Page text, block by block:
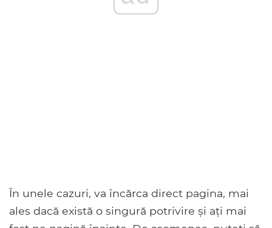
În unele cazuri, va încărca direct pagina, mai
ales dacă există o singură potrivire și ați mai